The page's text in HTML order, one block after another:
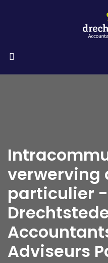
verwerving
particulier -
Adviseurs